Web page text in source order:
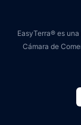
EasyTerra® es
Cámara de